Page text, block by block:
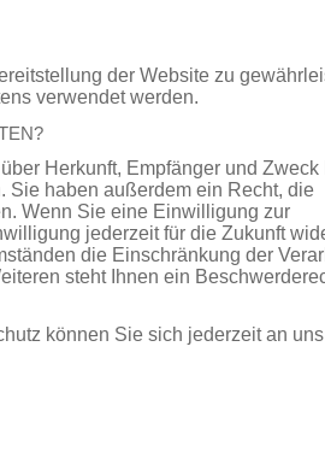
der Website zu
verwendet werden.
Herkunft, Empfänger und Zweck
Sie haben außerdem ein Recht, die
Wenn Sie eine Einwilligung zur
jederzeit für die Zukunft
die Einschränkung der
steht Ihnen ein
können Sie sich jederzeit an uns